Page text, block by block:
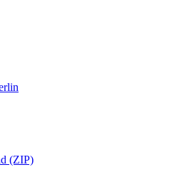
(ZIP)